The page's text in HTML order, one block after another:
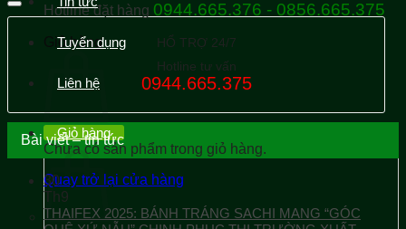
Hotline đặt hàng 0944.665.376 - 0856.665.375
Giỏ hàng
Chưa có sản phẩm trong giỏ hàng.
Quay trở lại cửa hàng
Tuyển dụng
Liên hệ
Giỏ hàng
HỔ TRỢ 24/7
Hotline tư vấn
0944.665.375
Bài viết – tin tức
30
Th9
THAIFEX 2025: BÁNH TRÁNG SACHI MANG “GÓC